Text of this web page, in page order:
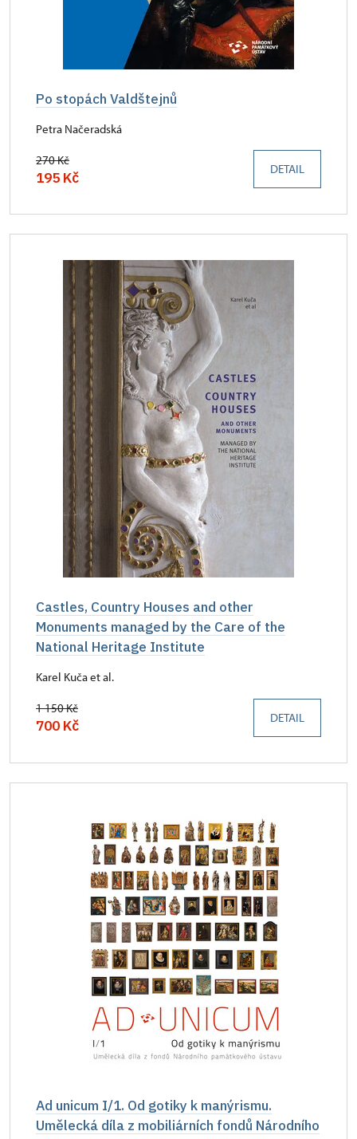
Po stopách Valdštejnů
Petra Načeradská
270 Kč
195 Kč DETAIL
Castles, Country Houses and other
Monuments managed by the Care of the
National Heritage Institute
Karel Kuča et al.
1 150 Kč
700 Kč DETAIL
Ad unicum I/1. Od gotiky k manýrismu.
Umělecká díla z mobiliárních fondů Národního